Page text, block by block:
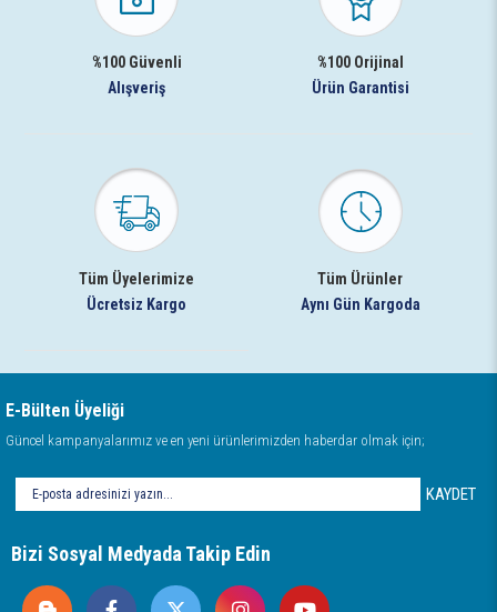
%100 Güvenli
Alışveriş
%100 Orijinal
Ürün Garantisi
Tüm Üyelerimize
Ücretsiz Kargo
Tüm Ürünler
Aynı Gün Kargoda
E-Bülten Üyeliği
Güncel kampanyalarımız ve en yeni ürünlerimizden haberdar olmak için;
KAYDET
Bizi Sosyal Medyada Takip Edin